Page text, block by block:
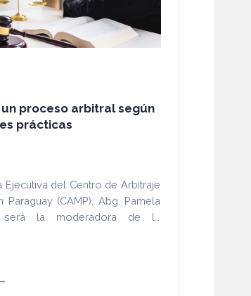
proceso arbitral según
prácticas
Ejecutiva del Centro de Arbitraje
Paraguay (CAMP), Abg. Pamela
será la moderadora de la
según las mejores